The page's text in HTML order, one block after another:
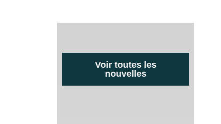
Voir toutes les
nouvelles